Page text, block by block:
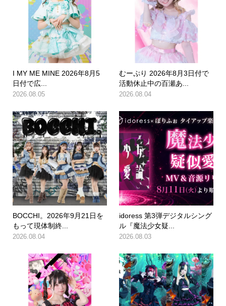
I MY ME MINE 2026年8月5
日付で広...
2026.08.05
むーぷり 2026年8月3日付で
活動休止中の百瀬あ...
2026.08.04
BOCCHI。2026年9月21日を
もって現体制終...
2026.08.04
idoress 第3弾デジタルシング
ル『魔法少女疑...
2026.08.03